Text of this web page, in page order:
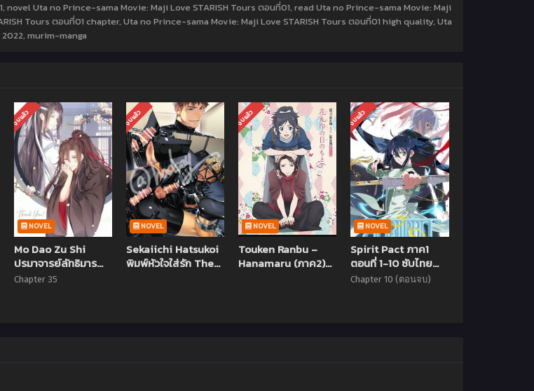
Uta no Prince-sama Movie: Maji Love STARISH Tours ตอนที่01, read Uta no Prince-sama Movie: Maji
Tours ตอนที่01 chapter, Uta no Prince-sama Movie: Maji Love STARISH Tours ตอนที่01 high quality, Uta
, murim-manga
จบแล้ว
NOVEL
Mo Dao Zu Shi
ปรมาจารย์ลัทธิมาร
(ภาค1) ตอนที่ 1-15 ซับ
Chapter 35
จบแล้ว
NOVEL
Sekaiichi Hatsukoi
พิมพ์หัวใจใส่รัก The
จบแล้ว
NOVEL
Touken Ranbu –
Hanamaru (ภาค2)
จบแล้ว
NOVEL
Spirit Pact ภาค1
ตอนที่ 1-10 ซับไทย
(จบแล้ว)
Chapter 10 (ตอนจบ)